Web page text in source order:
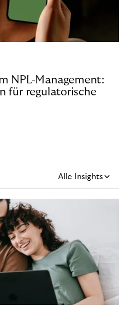
NPL-Management:
für regulatorische
Alle Insights